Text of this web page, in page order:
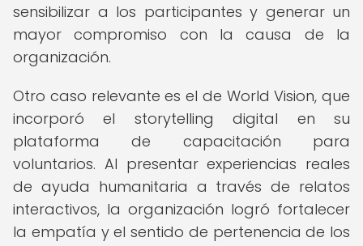
sensibilizar a los participantes y generar un
mayor compromiso con la causa de la
organización.
Otro caso relevante es el de World Vision, que
incorporó el storytelling digital en su
plataforma de capacitación para
voluntarios. Al presentar experiencias reales
de ayuda humanitaria a través de relatos
interactivos, la organización logró fortalecer
la empatía y el sentido de pertenencia de los